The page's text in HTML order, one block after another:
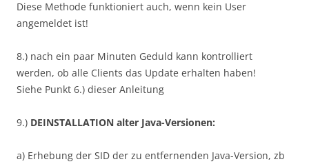
Diese Methode funktioniert auch, wenn kein User
angemeldet ist!
8.) nach ein paar Minuten Geduld kann kontrolliert
werden, ob alle Clients das Update erhalten haben!
Siehe Punkt 6.) dieser Anleitung
9.) DEINSTALLATION alter Java-Versionen:
a) Erhebung der SID der zu entfernenden Java-Version, zb